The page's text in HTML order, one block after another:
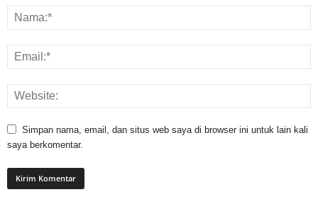
Simpan nama, email, dan situs web saya di browser ini untuk lain kali
saya berkomentar.